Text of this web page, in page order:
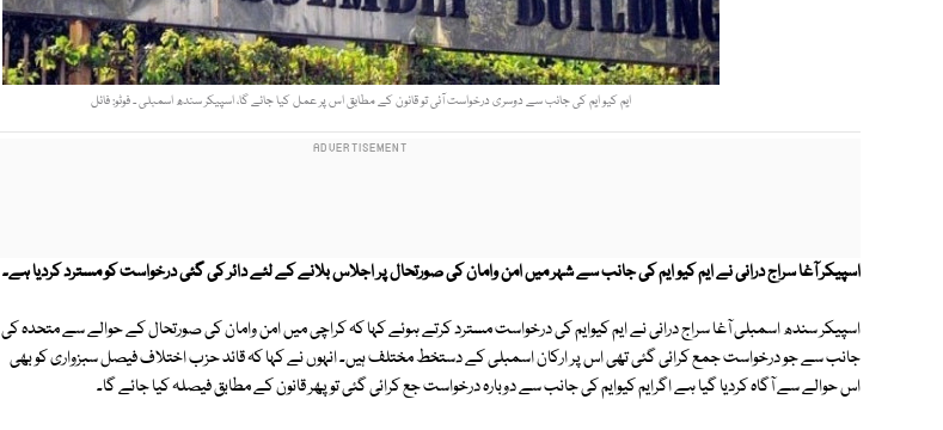
ایم کیو ایم کی جانب سے دوسری درخواست آئی تو قانون کے مطابق اس پر عمل کیا جائے گا، اسپیکر سندھ اسمبلی ۔ فوٹو: فائل
اسپیکر آغا سراج درانی نے ایم کیو ایم کی جانب سے شہر میں امن وامان کی صورتحال پر اجلاس بلانے کے لئے دائر کی گئی درخواست کو مسترد کردیا ہے۔
اسپیکر سندھ اسمبلی آغا سراج درانی نے ایم کیوایم کی درخواست مسترد کرتے ہوئے کہا کہ کراچی میں امن وامان کی صورتحال کے حوالے سے متحدہ کی
جانب سے جو درخواست جمع کرائی گئی تھی اس پر ارکان اسمبلی کے دستخط مختلف ہیں۔ انہوں نے کہا کہ قائد حزب اختلاف فیصل سبزواری کو بھی
اس حوالے سے آگاہ کردیا گیا ہے اگرایم کیوایم کی جانب سے دوبارہ درخواست جع کرائی گئی تو پھر قانون کے مطابق فیصلہ کیا جائے گا۔